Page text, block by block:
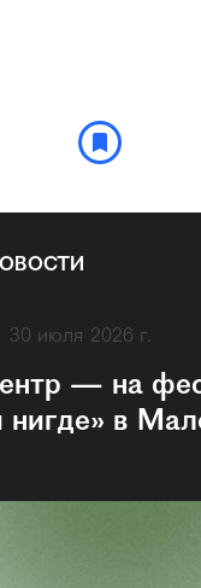
30 июля 2026 г.
— на
нигде» в